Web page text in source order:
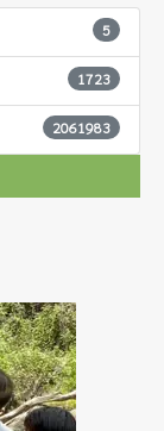
5
1723
2061983